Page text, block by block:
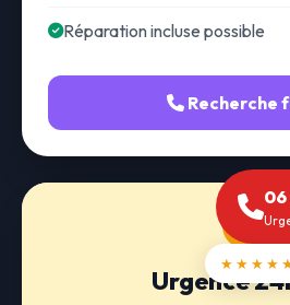
Réparation incluse possible
Recherche
Urgence
06